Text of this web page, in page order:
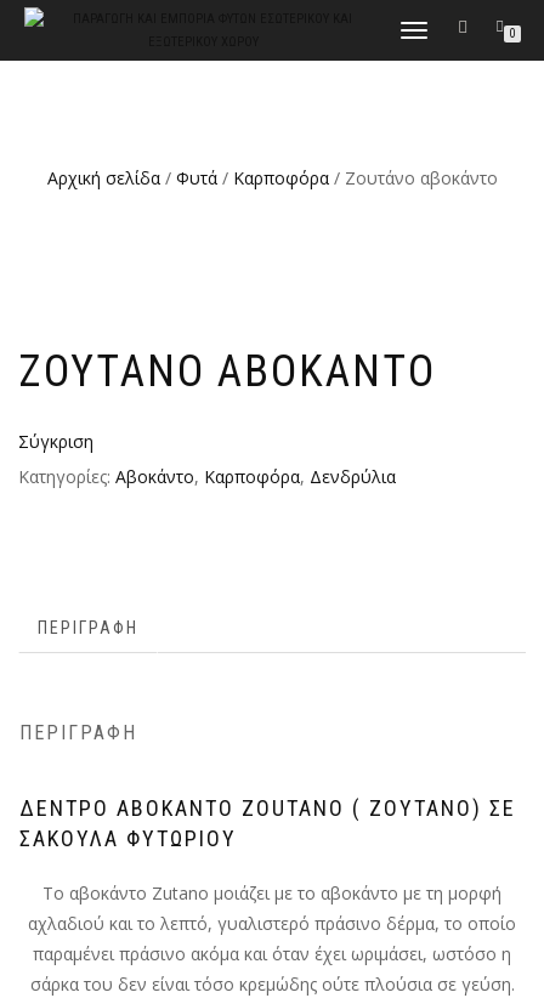
ΕΝΑΛΛΑΓΉ
0
Αρχική σελίδα/ Φυτά/ Καρποφόρα/ Ζουτάνο αβοκάντο
ΖΟΥΤΆΝΟ ΑΒΟΚΆΝΤΟ
Σύγκριση
Κατηγορίες: Αβοκάντο, Καρποφόρα, Δενδρύλια
ΠΕΡΙΓΡΑΦΉ
ΠΕΡΙΓΡΑΦΉ
ΔΈΝΤΡΟ ΑΒΟΚΆΝΤΟ ΖOUTANO ( ΖΟΥΤΆΝΟ) ΣΕ
ΣΑΚΟΎΛΑ ΦΥΤΩΡΊΟΥ
Tο αβοκάντο Zutano μοιάζει με το αβοκάντο με τη μορφή
αχλαδιού και το λεπτό, γυαλιστερό πράσινο δέρμα, το οποίο
παραμένει πράσινο ακόμα και όταν έχει ωριμάσει, ωστόσο η
σάρκα του δεν είναι τόσο κρεμώδης ούτε πλούσια σε γεύση.